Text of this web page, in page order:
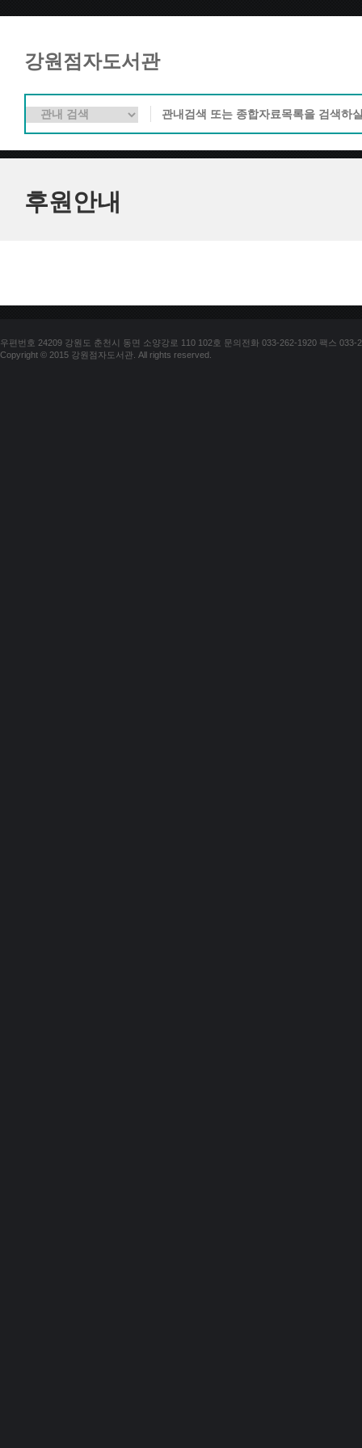
강원점자도서관
후원안내
우편번호 24209 강원도 춘천시 동면 소양강로 110 102호 문의전화 033-262-1920 팩스 033-
Copyright © 2015 강원점자도서관. All rights reserved.